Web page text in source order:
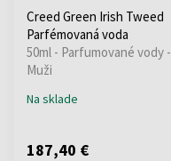
Creed Green Irish Tweed
Parfémovaná voda
50ml - Parfumované vody -
Muži
Na sklade
187,40 €